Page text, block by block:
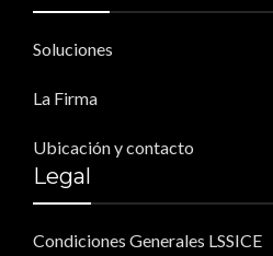
Soluciones
La Firma
Ubicación y contacto
Legal
Condiciones Generales LSSICE